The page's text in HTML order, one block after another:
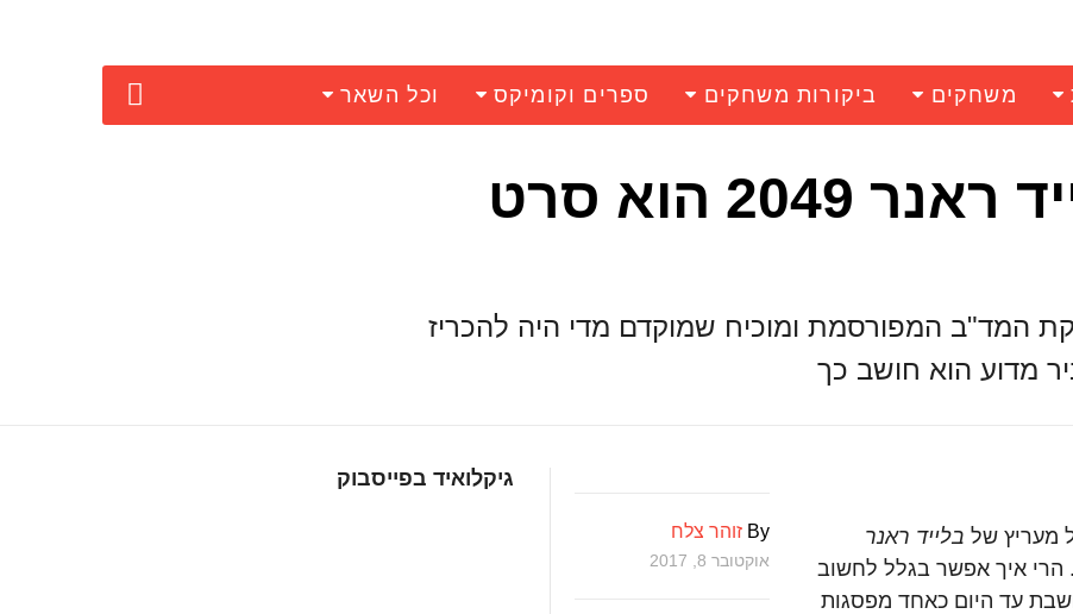
משחקים ביקורות משחקים ספרים וקומיקס וכל השאר
רוצו לקולנוע: בלייד ראנר 2049 הוא סרט
את קלאסיקת המד"ב המפורסמת ומוכיח שמוקדם מדי היה להכריז
מדוע הוא חושב כך
By זוהר צלח
אוקטובר 8, 2017
מעריץ של בלייד ראנר
. הרי איך אפשר בגלל לחשוב
עד היום כאחד מפסגות
גיקלואיד בפייסבוק